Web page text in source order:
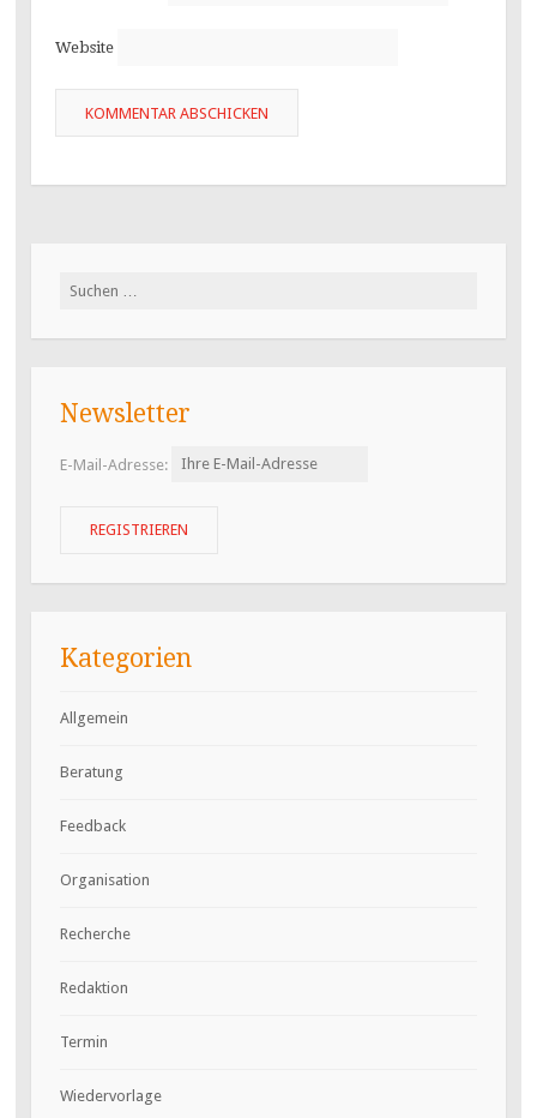
Website
Suchen
Newsletter
E-Mail-Adresse:
Kategorien
Allgemein
Beratung
Feedback
Organisation
Recherche
Redaktion
Termin
Wiedervorlage